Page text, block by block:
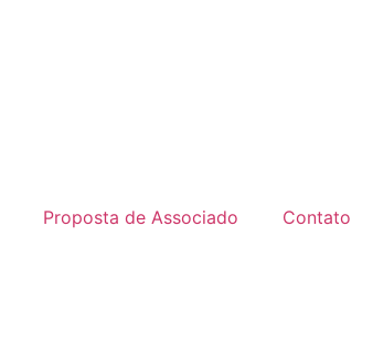
Proposta de Associado Contato